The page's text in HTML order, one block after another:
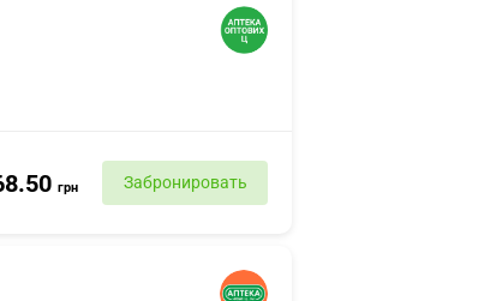
грн Забронировать